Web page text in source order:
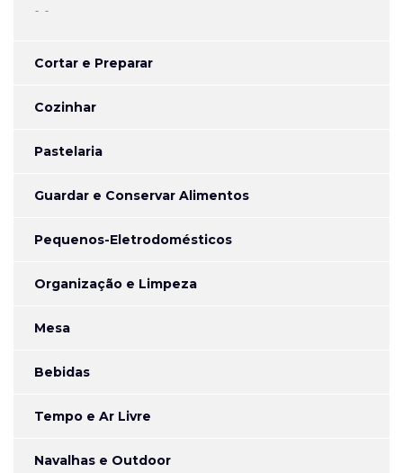
-
Cortar e Preparar
Cozinhar
Pastelaria
Guardar e Conservar Alimentos
Pequenos-Eletrodomésticos
Organização e Limpeza
Mesa
Bebidas
Tempo e Ar Livre
Navalhas e Outdoor